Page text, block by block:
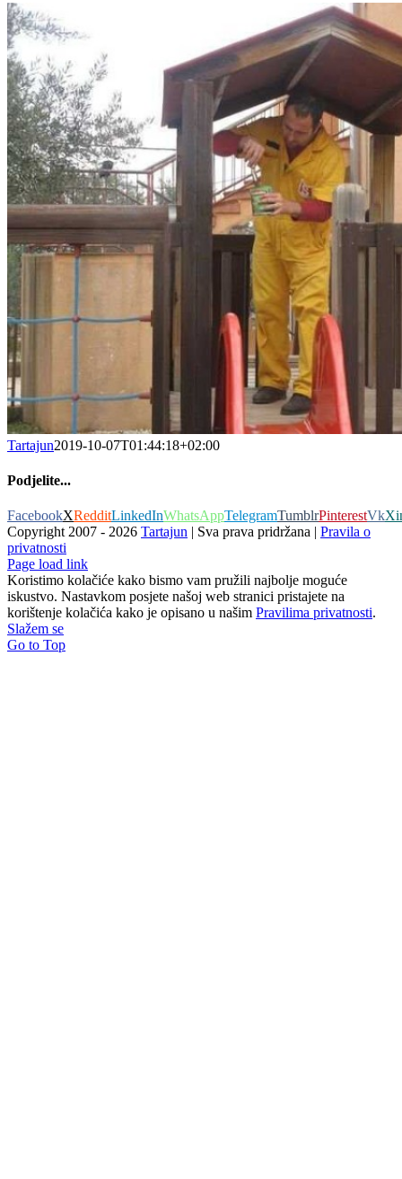
Tartajun2019-10-07T01:44:18+02:00
Podjelite...
FacebookXRedditLinkedInWhatsAppTelegramTumblrPinterestVk
Copyright 2007 - 2026 Tartajun | Sva prava pridržana | Pravila o
privatnosti
Page load link
Koristimo kolačiće kako bismo vam pružili najbolje moguće
iskustvo. Nastavkom posjete našoj web stranici pristajete na
korištenje kolačića kako je opisano u našim Pravilima privatnosti.
Slažem se
Go to Top